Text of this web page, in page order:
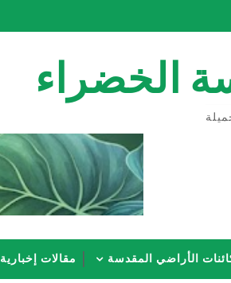
الخضراء
الأراضي المقدسة مقالات إخبارية